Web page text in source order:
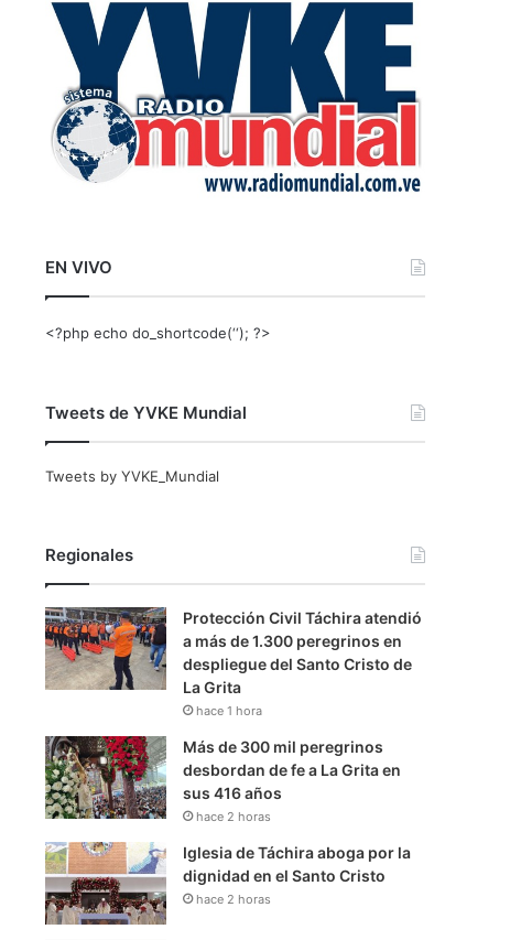
r
EN VIVO
<?php echo do_shortcode(‘‘); ?>
Tweets de YVKE Mundial
Tweets by YVKE_Mundial
Regionales
Protección Civil Táchira atendió
a más de 1.300 peregrinos en
despliegue del Santo Cristo de
La Grita
hace 1 hora
Más de 300 mil peregrinos
desbordan de fe a La Grita en
sus 416 años
hace 2 horas
Iglesia de Táchira aboga por la
dignidad en el Santo Cristo
hace 2 horas